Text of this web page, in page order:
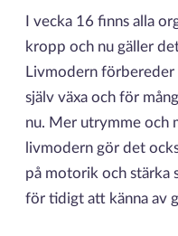
I vecka 16 finns alla
kropp och nu gäller
Livmodern
själv växa och för
nu. Mer utrymme och
livmodern gör det
på motorik och stärka
för tidigt att känna av